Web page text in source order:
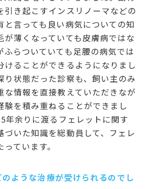
引き起こすインスリノーマなどの
と言っても良い病気についての知
が薄くなっていても皮膚病ではな
ふらついていても足腰の病気では
けることができるようになりまし
り状態だった診察も、飼い主のみ
な情報を直接教えていただきなが
験を積み重ねることができまし
年余りに渡るフェレットに関す
づいた知識を総動員して、フェレ
ています。
ような治療が受けられるのでし